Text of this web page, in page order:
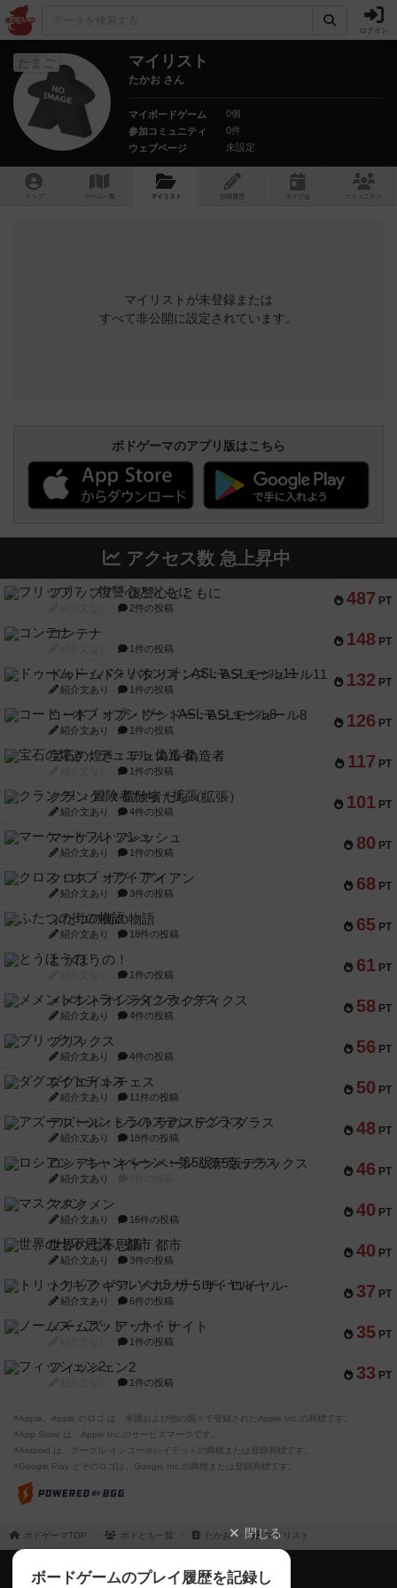
ログイン
たまご マイリスト
たかお さん
マイボードゲーム
0個
参加コミュニティ
0件
ウェブページ
未設定
トップ ゲーム一覧 マイリスト 投稿履歴 ボ ドゲ コミュニティ
マイリストが未登録または
すべて非公開に設定されています。
ボドゲーマのアプリ版はこちら
アクセス数 急上昇中
487 PT
フリップ７：復讐心とともに
2件の投稿
148 PT
コンテナ
1件の投稿
132 PT
ドゥームド・バタリオンズ：ASLモジュール11
紹介文あり 1件の投稿
126 PT
コード・オブ・ブシドー：ASLモジュール8
紹介文あり 1件の投稿
117 PT
宝石の煌き：デュエル 偽造者
1件の投稿
101 PT
クランク! ：冒険者たち（拡張）
紹介文あり 4件の投稿
80 PT
マーケットフレッシュ
紹介文あり 1件の投稿
68 PT
クロス・オブ・アイアン
紹介文あり 3件の投稿
65 PT
ふたつの街の物語
紹介文あり 18件の投稿
61 PT
とうほうの！
1件の投稿
58 PT
メメントオンラインタクティクス
紹介文あり 4件の投稿
56 PT
ブリックス
紹介文あり 4件の投稿
50 PT
ダグエイトチェス
紹介文あり 11件の投稿
48 PT
アズール：シントラのステンドグラス
紹介文あり 18件の投稿
46 PT
ロシアン・キャンペーン：第5版デラックス
紹介文あり
40 PT
マスクメン
紹介文あり 16件の投稿
40 PT
世界の七不思議：都市
紹介文あり 3件の投稿
37 PT
トリックギア - ペルソナ5 ザ・ロイヤル-
紹介文あり 6件の投稿
35 PT
ノームズ・アット・ナイト
1件の投稿
33 PT
フィッシェン2
1件の投稿
※Apple、Apple のロゴ は、米国および他の国々で登録されたApple Inc.の商標です。
※App Store は、Apple Inc.のサービスマークです。
※Android は、グーグル インコーポレイテッドの商標または登録商標です。
※Google Play とそのロゴは、Google Inc.の商標または登録商標です。
ボドゲーマTOP ボドとも一覧 たかお マイリスト
閉じる
ボードゲームのプレイ履歴を記録し
ボドゲーマTOP